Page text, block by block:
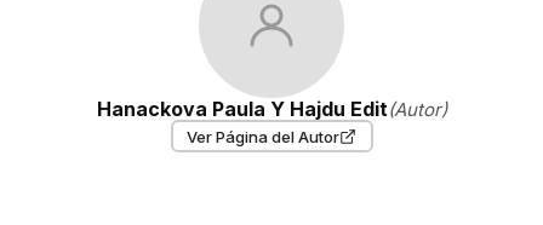
Hanackova Paula Y Hajdu Edit(Autor)
Ver Página del Autor